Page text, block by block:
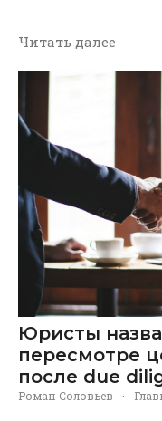
Читать далее
Юристы
пересмотре
после due
Роман Соловьев ·